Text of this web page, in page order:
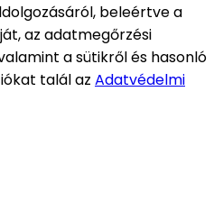
beleértve a
az adatmegőrzési
a sütikről és hasonló
talál az Adatvédelmi